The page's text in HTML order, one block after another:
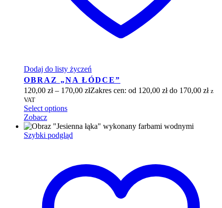
Dodaj do listy życzeń
OBRAZ „NA ŁÓDCE”
120,00 zł – 170,00 złZakres cen: od 120,00 zł do 170,00 zł z
VAT
Select options
Zobacz
Szybki podgląd